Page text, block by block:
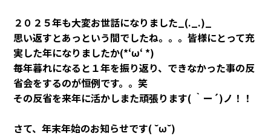
ご購入者サポート
アフターサポート
会社情報
２０２５年も大変お世話になりました_(._.)_
思い返すとあっという間でしたね。。。皆様にとって充
実した年になりましたか(*‘ω‘ *)
毎年暮れになると１年を振り返り、できなかった事の反
省会をするのが恒例です。。笑
その反省を来年に活かしまた頑張ります( ｀ー´)ノ！！
さて、年末年始のお知らせです( ˘ω˘)